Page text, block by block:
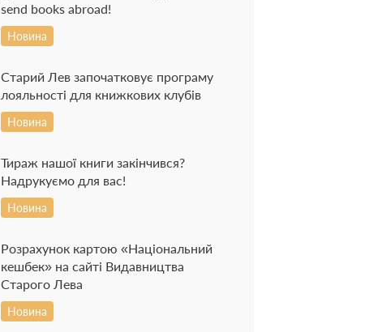
send books abroad!
Новина
Старий Лев започатковує програму
лояльності для книжкових клубів
Новина
Тираж нашої книги закінчився?
Надрукуємо для вас!
Новина
Розрахунок картою «Національний
кешбек» на сайті Видавництва
Старого Лева
Новина